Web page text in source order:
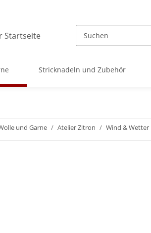
Stricknadeln und Zubehör
und Garne Atelier Zitron Wind & Wetter